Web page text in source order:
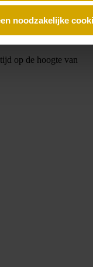
noodzakelijke
op de hoogte van